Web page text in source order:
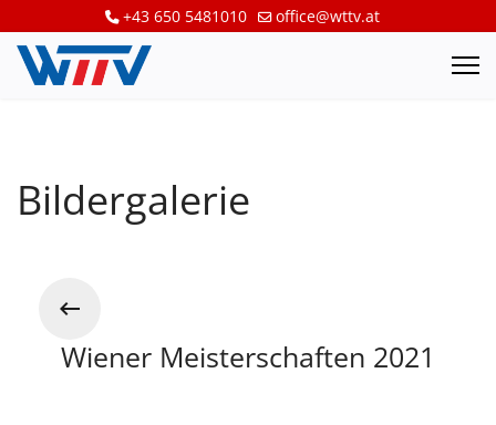
+43 650 5481010 office@wttv.at
Bildergalerie
Wiener Meisterschaften 2021